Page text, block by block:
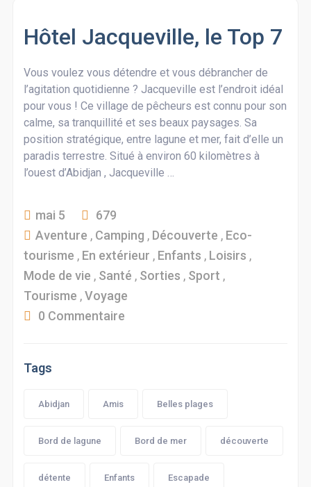
Hôtel Jacqueville, le Top 7
Vous voulez vous détendre et vous débrancher de
l’agitation quotidienne ? Jacqueville est l’endroit idéal
pour vous ! Ce village de pêcheurs est connu pour son
calme, sa tranquillité et ses beaux paysages. Sa
position stratégique, entre lagune et mer, fait d’elle un
paradis terrestre. Situé à environ 60 kilomètres à
l’ouest d’Abidjan , Jacqueville …
mai 5
679
Aventure , Camping , Découverte , Eco-
tourisme , En extérieur , Enfants , Loisirs ,
Mode de vie , Santé , Sorties , Sport ,
Tourisme ,Voyage
0 Commentaire
Tags
Abidjan Amis Belles plages
Bord de lagune Bord de mer découverte
détente Enfants Escapade